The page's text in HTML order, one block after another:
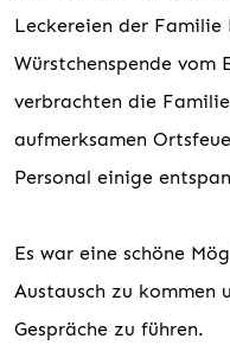
Leckereien der Familie
Würstchenspende vom
verbrachten die
aufmerksamen
Personal einige
Es war eine schöne
Austausch zu kommen
Gespräche zu führen.